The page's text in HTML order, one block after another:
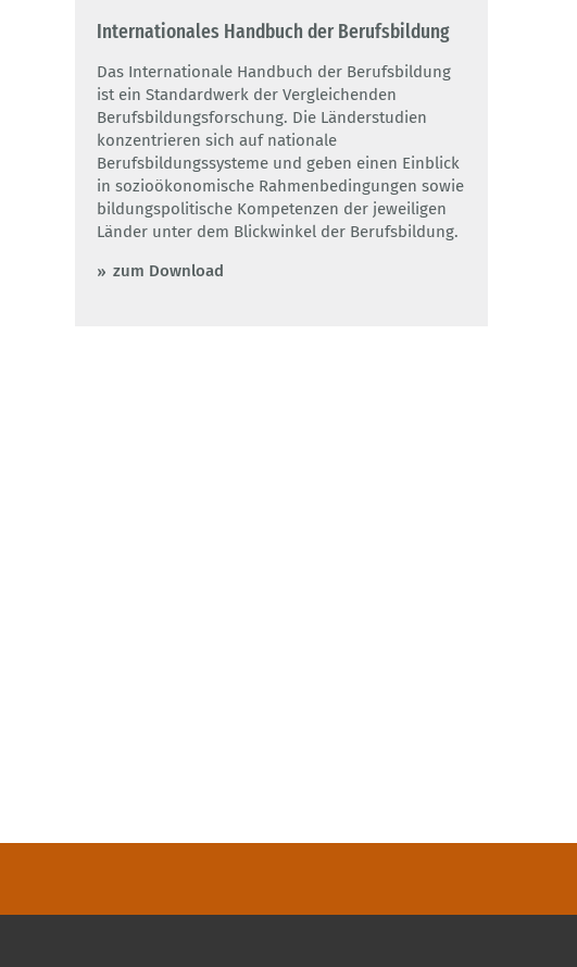
Internationales Handbuch der Berufsbildung
Das Internationale Handbuch der Berufsbildung
ist ein Standardwerk der Vergleichenden
Berufsbildungsforschung. Die Länderstudien
konzentrieren sich auf nationale
Berufsbildungssysteme und geben einen Einblick
in sozioökonomische Rahmenbedingungen sowie
bildungspolitische Kompetenzen der jeweiligen
Länder unter dem Blickwinkel der Berufsbildung.
zum Download